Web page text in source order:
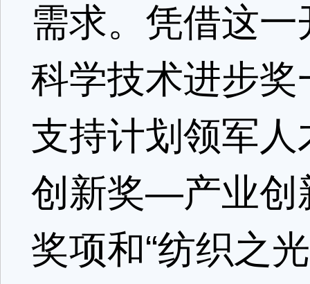
需求。凭借这
科学技术进步
支持计划领军
创新奖—产业创
奖项和“纺织之